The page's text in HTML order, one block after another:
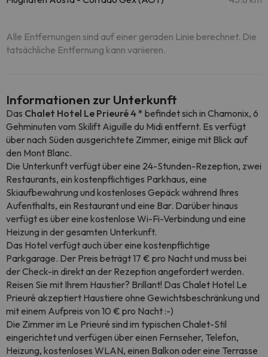
Alle Entfernungen sind auf einer geraden Linie berechnet. Die
tatsächliche Entfernung kann variieren.
Informationen zur Unterkunft
Das Chalet Hotel Le Prieuré 4 * befindet sich in Chamonix, 6
Gehminuten vom Skilift Aiguille du Midi entfernt. Es verfügt
über nach Süden ausgerichtete Zimmer, einige mit Blick auf
den Mont Blanc.
Die Unterkunft verfügt über eine 24-Stunden-Rezeption, zwei
Restaurants, ein kostenpflichtiges Parkhaus, eine
Skiaufbewahrung und kostenloses Gepäck während Ihres
Aufenthalts, ein Restaurant und eine Bar. Darüber hinaus
verfügt es über eine kostenlose Wi-Fi-Verbindung und eine
Heizung in der gesamten Unterkunft.
Das Hotel verfügt auch über eine kostenpflichtige
Parkgarage. Der Preis beträgt 17 € pro Nacht und muss bei
der Check-in direkt an der Rezeption angefordert werden.
Reisen Sie mit Ihrem Haustier? Brillant! Das Chalet Hotel Le
Prieuré akzeptiert Haustiere ohne Gewichtsbeschränkung und
mit einem Aufpreis von 10 € pro Nacht :-)
Die Zimmer im Le Prieuré sind im typischen Chalet-Stil
eingerichtet und verfügen über einen Fernseher, Telefon,
Heizung, kostenloses WLAN, einen Balkon oder eine Terrasse